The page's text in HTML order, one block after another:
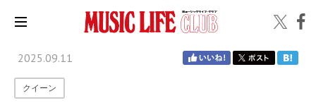
2025.09.11
クイーン